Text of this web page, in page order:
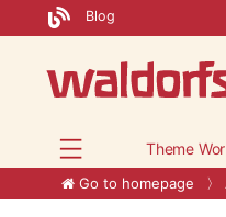
Blog
Theme
Go to homepage